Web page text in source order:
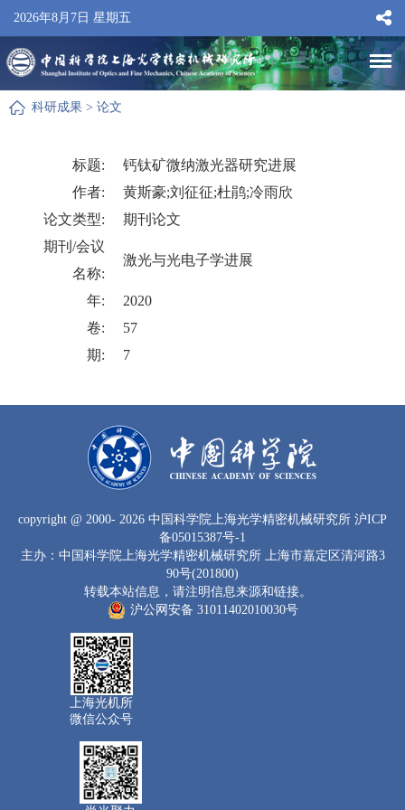
2026年8月7日 星期五
科研成果 > 论文
标题:
钙钛矿微纳激光器研究进展
作者:
黄斯豪;刘征征;杜鹃;冷雨欣
论文类型:
期刊论文
期刊/会议
名称:
激光与光电子学进展
年:
2020
卷:
57
期:
7
copyright @ 2000- 2026 中国科学院上海光学精密机械研究所 沪ICP
备05015387号-1
主办：中国科学院上海光学精密机械研究所 上海市嘉定区清河路3
90号(201800)
转载本站信息，请注明信息来源和链接。
沪公网安备 31011402010030号
上海光机所
微信公众号